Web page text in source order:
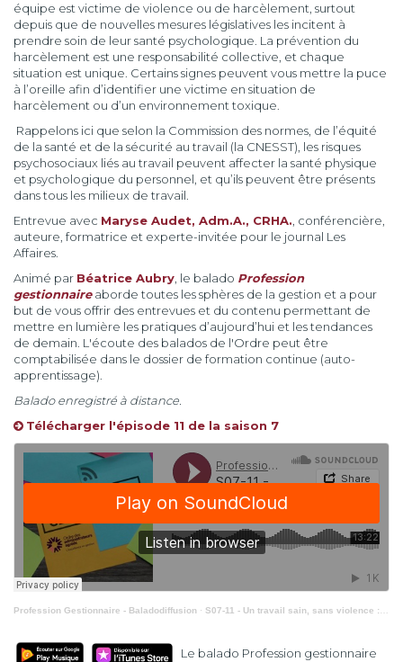
équipe est victime de violence ou de harcèlement, surtout
depuis que de nouvelles mesures législatives les incitent à
prendre soin de leur santé psychologique. La prévention du
harcèlement est une responsabilité collective, et chaque
situation est unique. Certains signes peuvent vous mettre la puce
à l’oreille afin d’identifier une victime en situation de
harcèlement ou d’un environnement toxique.
Rappelons ici que selon la Commission des normes, de l’équité
de la santé et de la sécurité au travail (la CNESST), les risques
psychosociaux liés au travail peuvent affecter la santé physique
et psychologique du personnel, et qu’ils peuvent être présents
dans tous les milieux de travail.
Entrevue avec Maryse Audet, Adm.A., CRHA. , conférencière,
auteure, formatrice et experte-invitée pour le journal Les
Affaires.
Animé par Béatrice Aubry , le balado Profession
gestionnaireaborde toutes les sphères de la gestion et a pour
but de vous offrir des entrevues et du contenu permettant de
mettre en lumière les pratiques d’aujourd’hui et les tendances
de demain. L'écoute des balados de l'Ordre peut être
comptabilisée dans le dossier de formation continue (auto-
apprentissage).
Balado enregistré à distance.
Télécharger l'épisode 11 de la saison 7
Profession Gestionnaire - Baladodiffusion · S07-11 - Un travail sain, sans violence : reconnaître les signes et intervenir
Le balado Profession gestionnaire